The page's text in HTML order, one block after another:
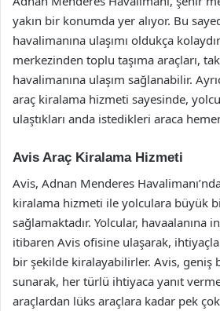
yakın bir konumda yer alıyor. Bu
havalimanına ulaşımı oldukça
merkezinden toplu taşıma araçları,
havalimanına ulaşım sağlanabilir.
araç kiralama hizmeti sayesinde,
ulaştıkları anda istedikleri araca
Avis Araç Kiralama Hizmeti
Avis, Adnan Menderes
kiralama hizmeti ile yolculara büyük
sağlamaktadır. Yolcular, havaalanına
itibaren Avis ofisine ulaşarak,
bir şekilde kiralayabilirler. Avis, geniş
sunarak, her türlü ihtiyaca yanıt
araçlardan lüks araçlara kadar pek